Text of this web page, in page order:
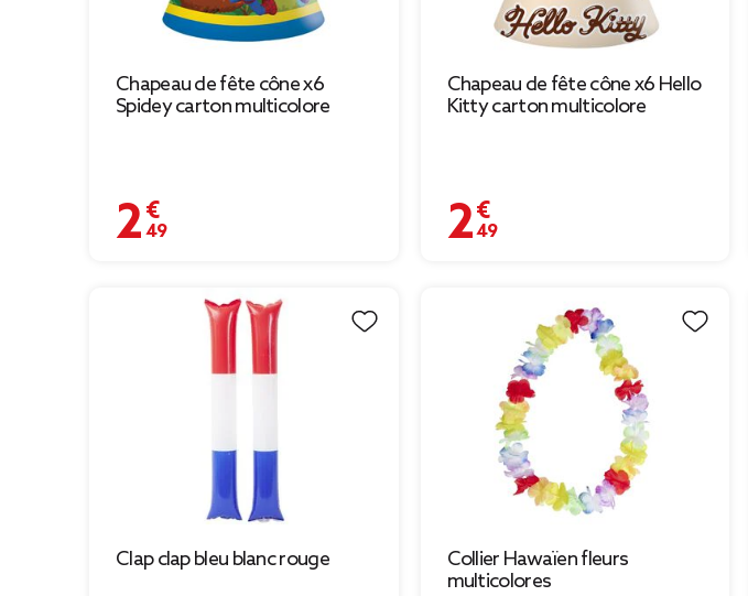
Chapeau de fête cône x6
Spidey carton multicolore
2,49 €
Chapeau de fête cône x6 Hello
Kitty carton multicolore
2,49 €
Clap clap bleu blanc rouge
Collier Hawaïen fleurs
multicolores